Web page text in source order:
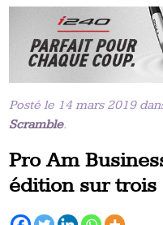
Posté le 14 mars 2019
Scramble.
Pro Am
édition sur trois